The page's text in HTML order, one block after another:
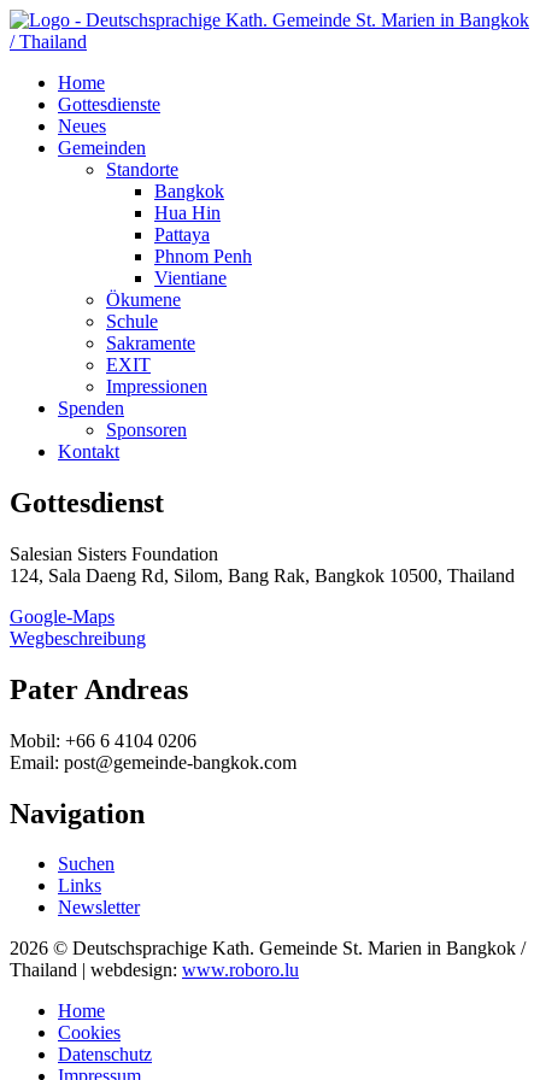
Home
Gottesdienste
Neues
Gemeinden
Standorte
Bangkok
Hua Hin
Pattaya
Phnom Penh
Vientiane
Ökumene
Schule
Sakramente
EXIT
Impressionen
Spenden
Sponsoren
Kontakt
Gottesdienst
Salesian Sisters Foundation
124, Sala Daeng Rd, Silom, Bang Rak, Bangkok 10500, Thailand
Google-Maps
Wegbeschreibung
Pater Andreas
Mobil: +66 6 4104 0206
Email: post@gemeinde-bangkok.com
Navigation
Suchen
Links
Newsletter
2026 © Deutschsprachige Kath. Gemeinde St. Marien in Bangkok /
Thailand | webdesign: www.roboro.lu
Home
Cookies
Datenschutz